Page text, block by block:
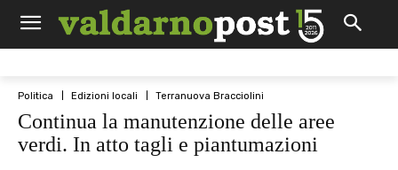
Politica Edizioni locali Terranuova Bracciolini
Continua la manutenzione delle aree
verdi. In atto tagli e piantumazioni